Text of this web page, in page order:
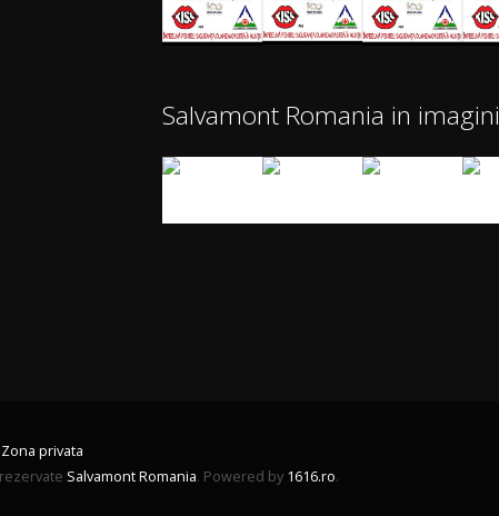
Salvamont Romania in imagini
Zona privata
Salvamont Romania. Powered by 1616.ro.